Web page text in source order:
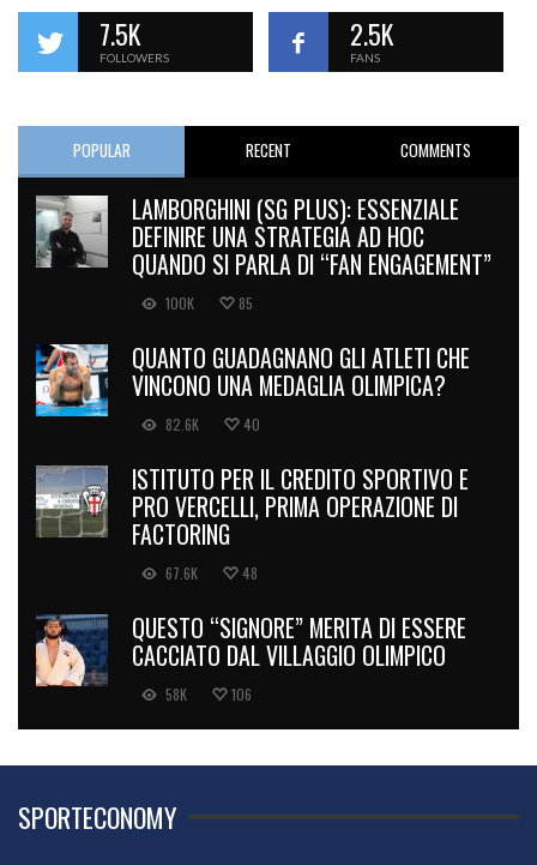
7.5K
FOLLOWERS
2.5K
FANS
POPULAR RECENT COMMENTS
LAMBORGHINI (SG PLUS): ESSENZIALE
DEFINIRE UNA STRATEGIA AD HOC
QUANDO SI PARLA DI “FAN ENGAGEMENT”
100K 85
QUANTO GUADAGNANO GLI ATLETI CHE
VINCONO UNA MEDAGLIA OLIMPICA?
82.6K 40
ISTITUTO PER IL CREDITO SPORTIVO E
PRO VERCELLI, PRIMA OPERAZIONE DI
FACTORING
67.6K 48
QUESTO “SIGNORE” MERITA DI ESSERE
CACCIATO DAL VILLAGGIO OLIMPICO
58K 106
SPORTECONOMY